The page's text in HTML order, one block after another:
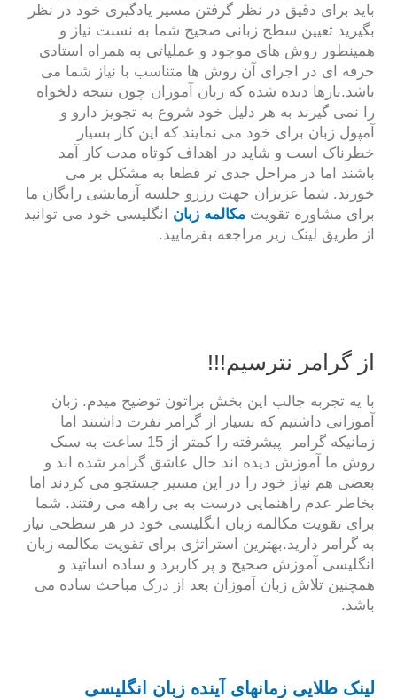
باید برای دقیق در نظر گرفتن مسیر یادگیری خود در نظر
بگیرید تعیین سطح زبانی صحیح شما به نسبت نیاز و
همینطور روش های موجود و عملیاتی به همراه استادی
حرفه ای در اجرای آن روش ها متناسب با نیاز شما می
باشد.بارها دیده شده که زبان آموزان چون نتیجه دلخواه
را نمی گیرند به هر دلیل خود شروع به تجویز دارو و
آمپول زبان برای خود می نمایند که این کار بسیار
خطرناک است و شاید در اهداف کوتاه مدت کار آمد
باشند اما در مراحل جدی تر قطعا به مشکل بر می
خورند. شما عزیزان جهت رزرو جلسه آزمایشی رایگان ما
برای مشاوره تقویت مکالمه زبان انگلیسی خود می توانید
از طریق لینک زیر مراجعه بفرمایید.
از گرامر نترسیم!!!
با یه تجربه جالب این بخش براتون توضیح میدم. زبان
آموزانی داشتیم که بسیار از گرامر نفرت داشتند اما
زمانیکه گرامر پیشرفته را کمتر از 15 ساعت به سبک
روش ما آموزش دیده اند حال عاشق گرامر شده اند و
بعضی هم نیاز خود را در این مسیر جستجو می کردند اما
بخاطر عدم راهنمایی درست به بی راهه می رفتند. شما
برای تقویت مکالمه زبان انگلیسی خود در هر سطحی نیاز
به گرامر دارید.بهترین استراتژی برای تقویت مکالمه زبان
انگلیسی آموزش صحیح و پر کاربرد و ساده اساتید و
همچنین تلاش زبان آموزان بعد از درک مباحث ساده می
باشد.
لینک طلایی زمانهای آینده زبان انگلیسی